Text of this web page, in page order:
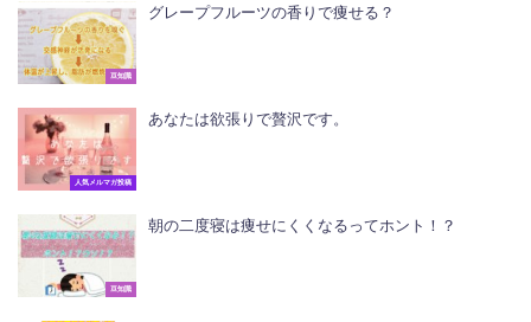
豆知識
グレープフルーツの香りで痩せる？
人気メルマガ投稿
あなたは欲張りで贅沢です。
豆知識
朝の二度寝は痩せにくくなるってホント！？